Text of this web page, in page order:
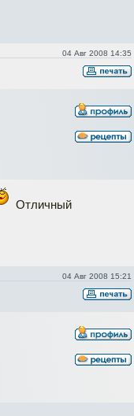
04 Авг 2008 14:35
Отличный
04 Авг 2008 15:21